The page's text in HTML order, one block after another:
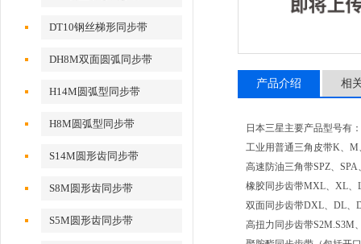
DT10钢丝梯形同步带
DH8M双面圆弧同步带
H14M圆弧型同步带
H8M圆弧型同步带
S14M圆形齿同步带
S8M圆形齿同步带
S5M圆形齿同步带
产品介绍 相
日本三星主要产品型号有：
工业用普通三角皮带K、
高速防油三角带SPZ、SPA
橡胶同步齿带MXL、XL
双面同步齿带DXL、DL、
高扭力同步齿带S2M.S3M